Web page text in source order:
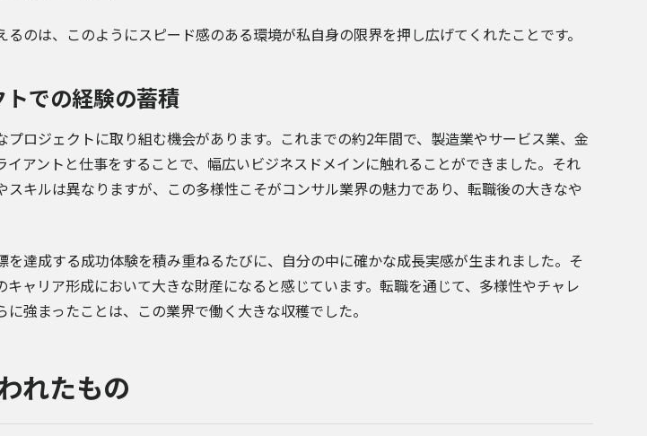
のは、このようにスピード感のある環境が私自身の限界を押し広げてくれたことです。
での経験の蓄積
プロジェクトに取り組む機会があります。これまでの約2年間で、製造業やサービス業、金
イアントと仕事をすることで、幅広いビジネスドメインに触れることができました。それ
スキルは異なりますが、この多様性こそがコンサル業界の魅力であり、転職後の大きなや
を達成する成功体験を積み重ねるたびに、自分の中に確かな成長実感が生まれました。そ
キャリア形成において大きな財産になると感じています。転職を通じて、多様性やチャレ
強まったことは、この業界で働く大きな収穫でした。
れたもの